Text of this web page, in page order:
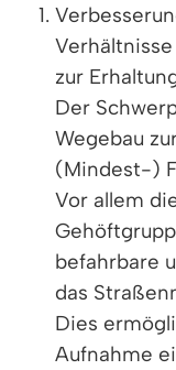
zur
Der
Wegebau
(Mindest-)
Vor allem
befahrbare
das
Dies
Aufnahme